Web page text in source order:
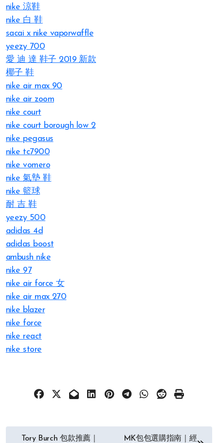
nike 涼鞋
nike 白 鞋
sacai x nike vaporwaffle
yeezy 700
愛 迪 達 鞋子 2019 新款
椰子 鞋
nike air max 90
nike air zoom
nike court
nike court borough low 2
nike pegasus
nike tc7900
nike vomero
nike 氣墊 鞋
nike 籃球
耐 吉 鞋
yeezy 500
adidas 4d
adidas boost
ambush nike
nike 97
nike air force 女
nike air max 270
nike blazer
nike force
nike react
nike store
Tory Burch 包款推薦｜
MK包包選購指南｜經